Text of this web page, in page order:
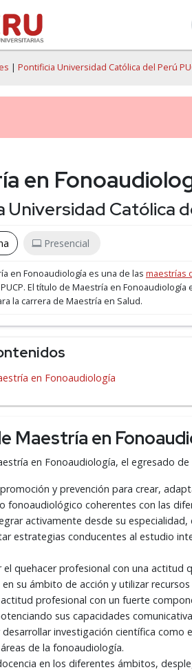
| Pontificia Universidad Católica del Perú
en
Universidad Católica
Presencial
en Fonoaudiología es una de las maestrías
El título de Maestría en Fonoaudiología
la carrera de Maestría en Salud.
en Fonoaudiología
Maestría en
en Fonoaudiología, el egresado de
promoción y prevención para crear,
fonoaudiológico coherentes con las
activamente desde su
estrategias conducentes al estudio
el quehacer profesional con una actitud
en su ámbito de acción y utilizar
profesional con un fuerte
sus capacidades
desarrollar investigación científica
de la fonoaudiología.
en los diferentes ámbitos,